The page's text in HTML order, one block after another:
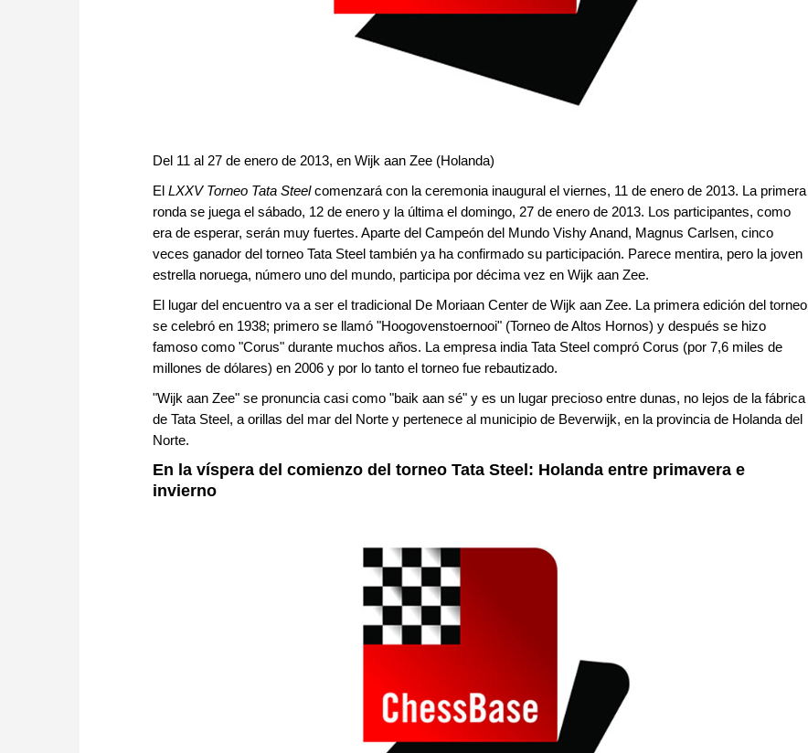
Del 11 al 27 de enero de 2013, en Wijk aan Zee (Holanda)
El LXXV Torneo Tata Steelcomenzará con la ceremonia inaugural el viernes, 11 de enero de 2013. La primera
ronda se juega el sábado, 12 de enero y la última el domingo, 27 de enero de 2013. Los participantes, como
era de esperar, serán muy fuertes. Aparte del Campeón del Mundo Vishy Anand, Magnus Carlsen, cinco
veces ganador del torneo Tata Steel también ya ha confirmado su participación. Parece mentira, pero la joven
estrella noruega, número uno del mundo, participa por décima vez en Wijk aan Zee.
El lugar del encuentro va a ser el tradicional De Moriaan Center de Wijk aan Zee. La primera edición del torneo
se celebró en 1938; primero se llamó "Hoogovenstoernooi" (Torneo de Altos Hornos) y después se hizo
famoso como "Corus" durante muchos años. La empresa india Tata Steel compró Corus (por 7,6 miles de
millones de dólares) en 2006 y por lo tanto el torneo fue rebautizado.
"Wijk aan Zee" se pronuncia casi como "baik aan sé" y es un lugar precioso entre dunas, no lejos de la fábrica
de Tata Steel, a orillas del mar del Norte y pertenece al municipio de Beverwijk, en la provincia de Holanda del
Norte.
En la víspera del comienzo del torneo Tata Steel: Holanda entre primavera e
invierno